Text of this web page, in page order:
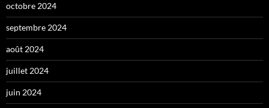
octobre 2024
septembre 2024
août 2024
juillet 2024
juin 2024